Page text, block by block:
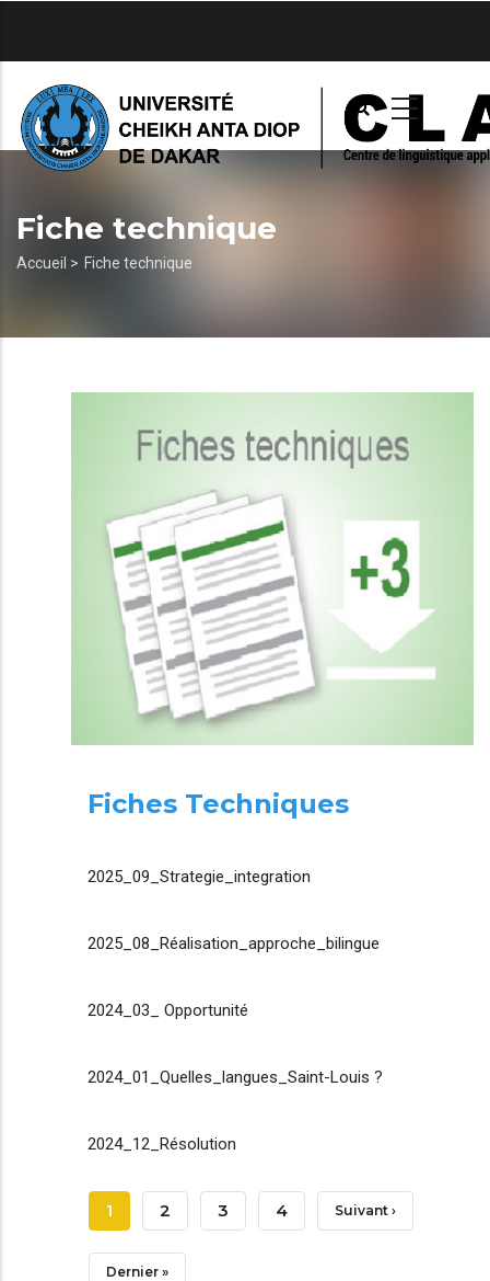
principal
Fiche technique
Fil
Accueil > Fiche technique
Fiches Techniques
2025_09_Strategie_integration
2025_08_Réalisation_approche_bilingue
2024_03_ Opportunité
2024_01_Quelles_langues_Saint-Louis ?
2024_12_Résolution
Pagination
Page
Courante
1 Page
2 Page
3 Page
4 Page
Suivant ›
Dernière
Dernier »